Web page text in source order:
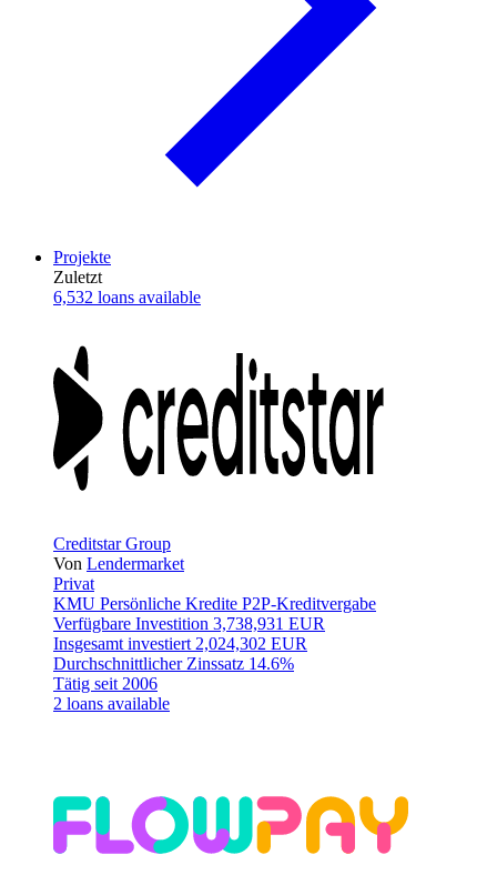
Projekte
Zuletzt
6,532 loans available
Creditstar Group
Von Lendermarket
Privat
KMU Persönliche Kredite P2P-Kreditvergabe
Verfügbare Investition 3,738,931 EUR
Insgesamt investiert 2,024,302 EUR
Durchschnittlicher Zinssatz 14.6%
Tätig seit 2006
2 loans available